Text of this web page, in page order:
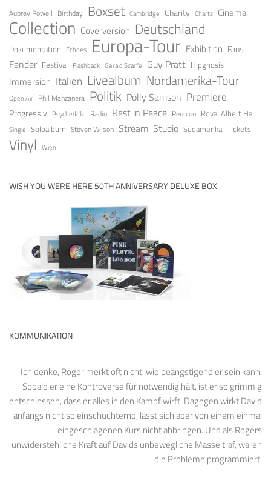
Aubrey Powell Birthday Boxset Cambridge Charity Charts Cinema
Collection Coverversion Deutschland
Dokumentation Echoes Europa-Tour Exhibition Fans
Fender Festival Flashback Gerald Scarfe Guy Pratt Hipgnosis
Immersion Italien Livealbum Nordamerika-Tour
Open Air Phil Manzanera Politik Polly Samson Premiere
Progressiv Psychedelic Radio Rest in Peace Reunion Royal Albert Hall
Single Soloalbum Steven Wilson Stream Studio Südamerika Tickets
Vinyl Wien
WISH YOU WERE HERE 50TH ANNIVERSARY DELUXE BOX
KOMMUNIKATION
Ich denke, Roger merkt oft nicht, wie beängstigend er sein kann.
Sobald er eine Kontroverse für notwendig hält, ist er so grimmig
entschlossen, dass er alles in den Kampf wirft. Dagegen wirkt David
anfangs nicht so einschüchternd, lässt sich aber von einem einmal
eingeschlagenen Kurs nicht abbringen. Und als Rogers
unwiderstehliche Kraft auf Davids unbewegliche Masse traf, waren
die Probleme programmiert.